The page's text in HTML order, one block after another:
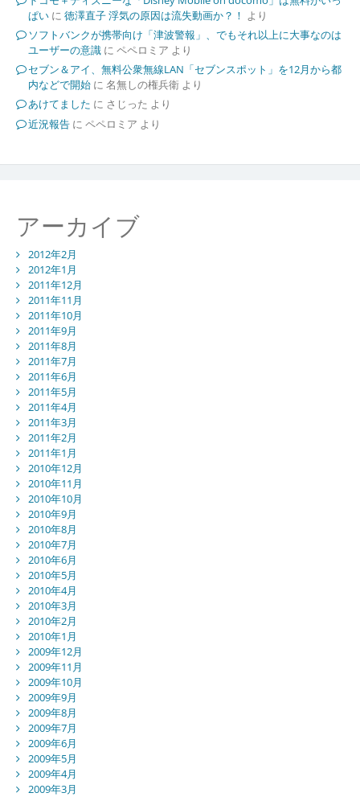
ぱいに 徳澤直子 浮気の原因は流失動画か？！ より
ソフトバンクが携帯向け「津波警報」、でもそれ以上に大事なのは
ユーザーの意識に ペペロミア より
セブン＆アイ、無料公衆無線LAN「セブンスポット」を12月から都
内などで開始に 名無しの権兵衛より
あけてました に さじった より
近況報告に ペペロミア より
アーカイブ
2012年2月
2012年1月
2011年12月
2011年11月
2011年10月
2011年9月
2011年8月
2011年7月
2011年6月
2011年5月
2011年4月
2011年3月
2011年2月
2011年1月
2010年12月
2010年11月
2010年10月
2010年9月
2010年8月
2010年7月
2010年6月
2010年5月
2010年4月
2010年3月
2010年2月
2010年1月
2009年12月
2009年11月
2009年10月
2009年9月
2009年8月
2009年7月
2009年6月
2009年5月
2009年4月
2009年3月